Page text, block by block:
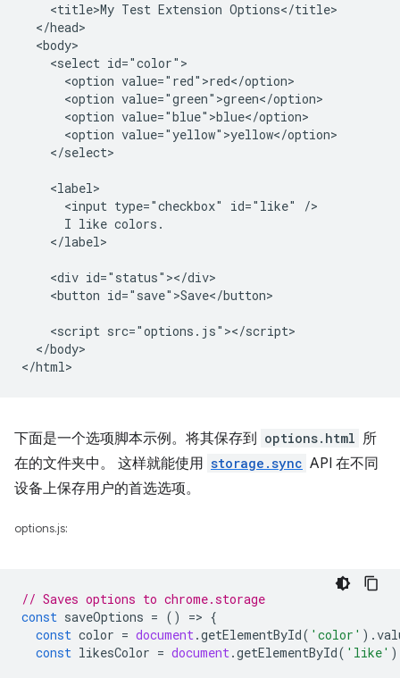
    <title>My Test Extension Options</title>
  </head>
  <body>
    <select id="color">
      <option value="red">red</option>
      <option value="green">green</option>
      <option value="blue">blue</option>
      <option value="yellow">yellow</option>
    </select>
    <label>
      <input type="checkbox" id="like" />
      I like colors.
    </label>
    <div id="status"></div>
    <button id="save">Save</button>
    <script src="options.js"></script>
  </body>
下面是一个选项脚本示例。将其保存到 options.html 所
在的文件夹中。 这样就能使用 storage.sync API 在不同
设备上保存用户的首选选项。
options.js:
// Saves options to chrome.storage
const saveOptions = () => {
const color = document.getElementById( 'color' ).
const likesColor = document.getElementById( 'like'